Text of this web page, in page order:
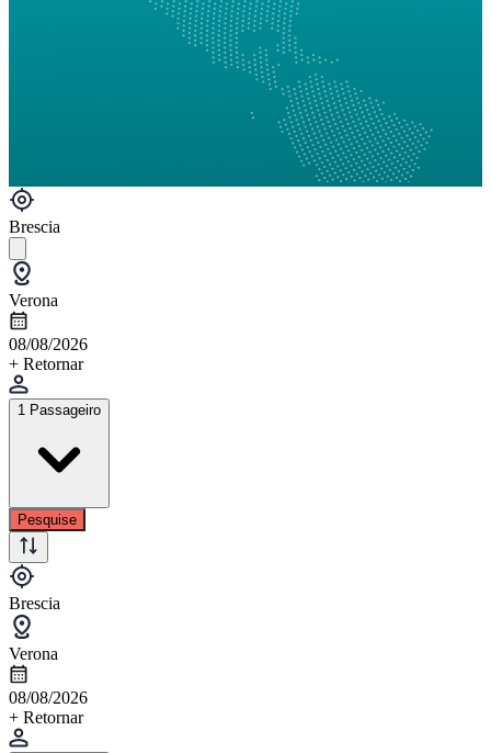
Brescia
Verona
08/08/2026
+ Retornar
1 Passageiro
Pesquise
Brescia
Verona
08/08/2026
+ Retornar